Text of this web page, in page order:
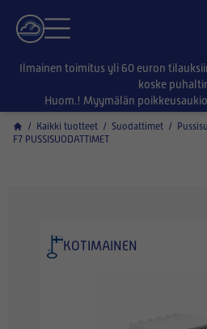
Ilmainen toimitus yli 60 euron
koske
Huom.! Myymälän
/ Kaikki tuotteet / Suodattimet /
F7 PUSSISUODATTIMET
KOTIMAINEN